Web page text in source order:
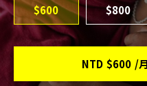
$600 $800
NTD $600 /